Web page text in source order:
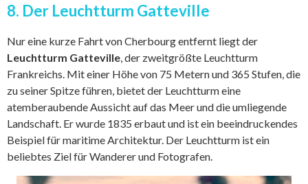
8. Der Leuchtturm Gatteville
Nur eine kurze Fahrt von Cherbourg entfernt liegt der
Leuchtturm Gatteville, der zweitgrößte Leuchtturm
Frankreichs. Mit einer Höhe von 75 Metern und 365 Stufen, die
zu seiner Spitze führen, bietet der Leuchtturm eine
atemberaubende Aussicht auf das Meer und die umliegende
Landschaft. Er wurde 1835 erbaut und ist ein beeindruckendes
Beispiel für maritime Architektur. Der Leuchtturm ist ein
beliebtes Ziel für Wanderer und Fotografen.